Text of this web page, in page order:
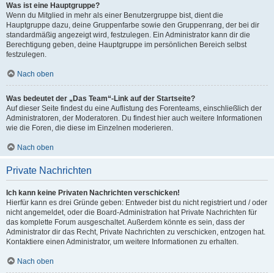
Was ist eine Hauptgruppe?
Wenn du Mitglied in mehr als einer Benutzergruppe bist, dient die
Hauptgruppe dazu, deine Gruppenfarbe sowie den Gruppenrang, der bei dir
standardmäßig angezeigt wird, festzulegen. Ein Administrator kann dir die
Berechtigung geben, deine Hauptgruppe im persönlichen Bereich selbst
festzulegen.
Nach oben
Was bedeutet der „Das Team“-Link auf der Startseite?
Auf dieser Seite findest du eine Auflistung des Forenteams, einschließlich der
Administratoren, der Moderatoren. Du findest hier auch weitere Informationen
wie die Foren, die diese im Einzelnen moderieren.
Nach oben
Private Nachrichten
Ich kann keine Privaten Nachrichten verschicken!
Hierfür kann es drei Gründe geben: Entweder bist du nicht registriert und / oder
nicht angemeldet, oder die Board-Administration hat Private Nachrichten für
das komplette Forum ausgeschaltet. Außerdem könnte es sein, dass der
Administrator dir das Recht, Private Nachrichten zu verschicken, entzogen hat.
Kontaktiere einen Administrator, um weitere Informationen zu erhalten.
Nach oben